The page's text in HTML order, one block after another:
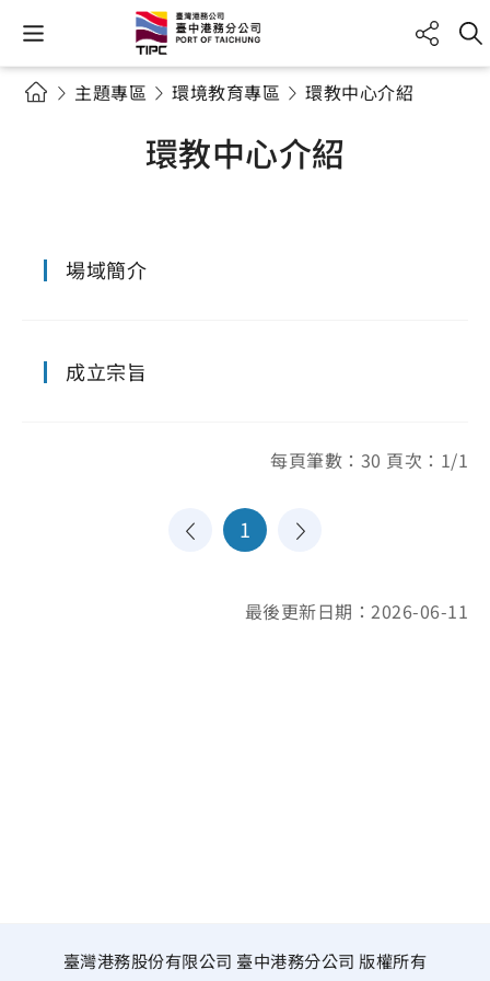
主題專區 環境教育專區 環教中心介紹
環教中心介紹
場域簡介
成立宗旨
每頁筆數：30 頁次：1/1
1
最後更新日期：2026-06-11
臺灣港務股份有限公司 臺中港務分公司 版權所有